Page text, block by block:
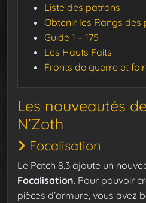
Liste des patrons
Obtenir les Rangs des
Guide 1 – 175
Les Hauts Faits
Fronts de guerre et
Les nouveautés
N’Zoth
Focalisation
Le Patch 8.3 ajoute un
Focalisation. Pour pouvoir
pièces d’armure, vous avez